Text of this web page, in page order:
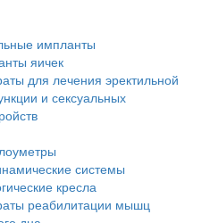
импланты
яичек
для лечения эректильной
и сексуальных
системы
кресла
реабилитации мышц